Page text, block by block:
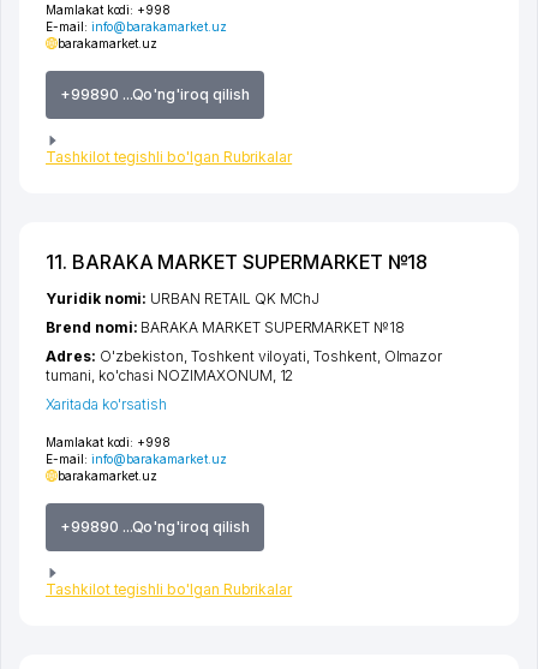
Mamlakat kodi: +998
E-mail: info@barakamarket.uz
barakamarket.uz
+99890 ...Qo'ng'iroq qilish
Tashkilot tegishli bo'lgan Rubrikalar
11. BARAKA MARKET SUPERMARKET №18
Mamlakat kodi: +998
E-mail: info@barakamarket.uz
barakamarket.uz
+99890 ...Qo'ng'iroq qilish
Tashkilot tegishli bo'lgan Rubrikalar
Yuridik nomi: URBAN RETAIL QK MChJ
Brend nomi: BARAKA MARKET SUPERMARKET №18
Adres: O'zbekiston,Toshkent viloyati,Toshkent, Olmazor
tumani, ko'chasi NOZIMAXONUM, 12
Xaritada ko'rsatish